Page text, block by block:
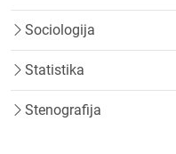
Sociologija
Statistika
Stenografija